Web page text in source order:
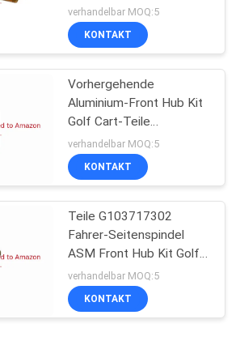
verlegte
verhandelbar MOQ:5
KONTAKT
Vorhergehende
Aluminium-Front Hub Kit
Golf Cart-Teile
G102357701
verhandelbar MOQ:5
KONTAKT
Teile G103717302
Fahrer-Seitenspindel
ASM Front Hub Kit Golf
Cart
verhandelbar MOQ:5
KONTAKT